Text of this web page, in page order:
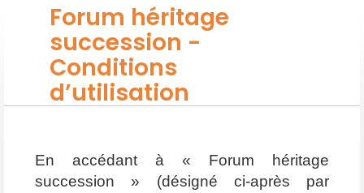
Forum héritage
succession -
Conditions
d’utilisation
En accédant à « Forum héritage
succession » (désigné ci-après par